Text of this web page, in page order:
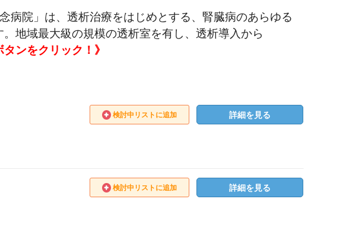
病院」は、透析治療をはじめとする、腎臓病のあらゆる
地域最大級の規模の透析室を有し、透析導入から
ンをクリック！》
検討中リストに追加 詳細を見る
検討中リストに追加 詳細を見る